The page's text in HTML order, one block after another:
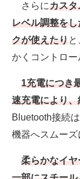
さらにカスタ
レベル調整を
クが使えたり
かくコントロー
1充電につき
速充電により
Bluetooth接続
機器へスムーズ
柔らかなイ